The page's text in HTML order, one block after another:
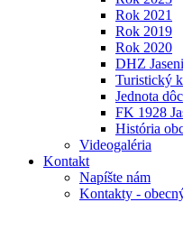
Rok 2021
Rok 2019
Rok 2020
DHZ
Turistický
Jednota
FK 1928
História
Videogaléria
Kontakt
Napíšte nám
Kontakty -